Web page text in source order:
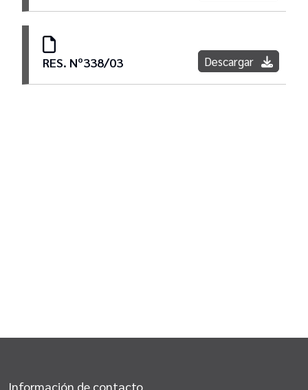
Preadjudicaciones
RES. Nº338/03 Descargar
Información de contacto